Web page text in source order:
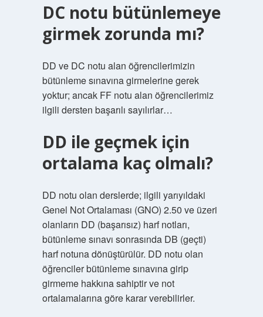
DC notu bütünlemeye
girmek zorunda mı?
DD ve DC notu alan öğrencilerimizin
bütünleme sınavına girmelerine gerek
yoktur; ancak FF notu alan öğrencilerimiz
ilgili dersten başarılı sayılırlar…
DD ile geçmek için
ortalama kaç olmalı?
DD notu olan derslerde; ilgili yarıyıldaki
Genel Not Ortalaması (GNO) 2.50 ve üzeri
olanların DD (başarısız) harf notları,
bütünleme sınavı sonrasında DB (geçti)
harf notuna dönüştürülür. DD notu olan
öğrenciler bütünleme sınavına girip
girmeme hakkına sahiptir ve not
ortalamalarına göre karar verebilirler.